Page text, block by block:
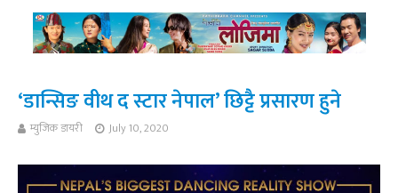
‘डान्सिङ वीथ द स्टार नेपाल’ छिट्टै प्रसारण हुने
म्युजिक डायरी July 10, 2020